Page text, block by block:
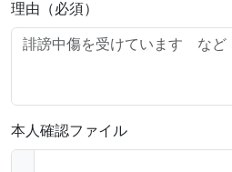
理由（必須）
本人確認ファイル